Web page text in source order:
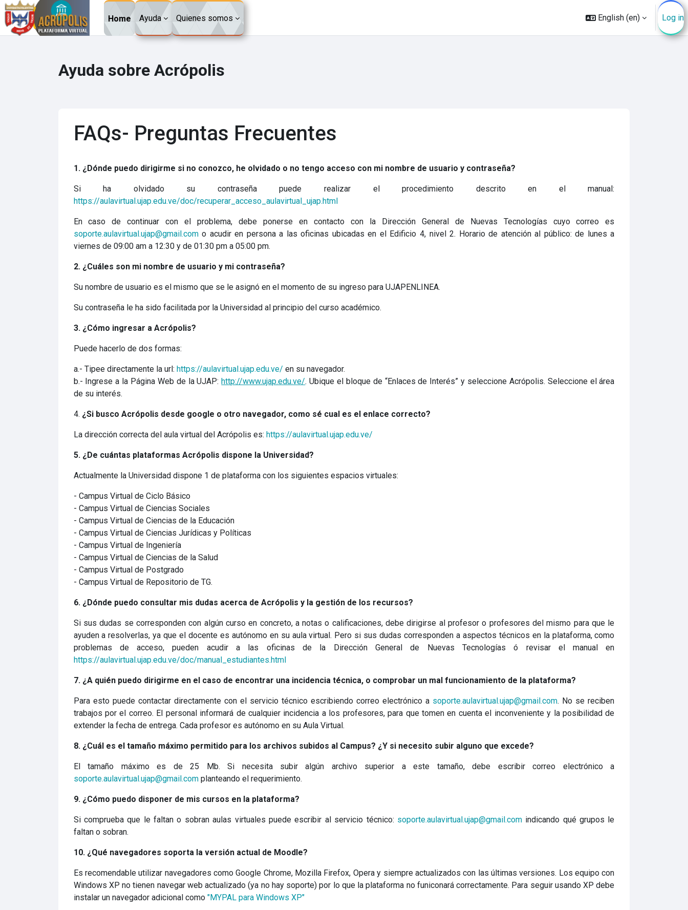
Skip to main content
Home
Ayuda Quienes somos English ‎(en)‎ Log in
Ayuda sobre Acrópolis
FAQs- Preguntas Frecuentes
1. ¿Dónde puedo dirigirme si no conozco, he olvidado o no tengo acceso con mi nombre de usuario y contraseña?
Si ha olvidado su contraseña puede realizar el procedimiento descrito en el manual:
https://aulavirtual.ujap.edu.ve/doc/recuperar_acceso_aulavirtual_ujap.html
En caso de continuar con el problema, debe ponerse en contacto con la Dirección General de Nuevas Tecnologías cuyo correo es
soporte.aulavirtual.ujap@gmail.como acudir en persona a las oficinas ubicadas en el Edificio 4, nivel 2. Horario de atención al público: de lunes a
viernes de 09:00 am a 12:30 y de 01:30 pm a 05:00 pm.
2. ¿Cuáles son mi nombre de usuario y mi contraseña?
Su nombre de usuario es el mismo que se le asignó en el momento de su ingreso para UJAPENLINEA.
Su contraseña le ha sido facilitada por la Universidad al principio del curso académico.
3. ¿Cómo ingresar a Acrópolis?
Puede hacerlo de dos formas:
a.- Tipee directamente la url: https://aulavirtual.ujap.edu.ve/ en su navegador.
b.- Ingrese a la Página Web de la UJAP:http://www.ujap.edu.ve/. Ubique el bloque de “Enlaces de Interés” y seleccione Acrópolis. Seleccione el área
de su interés.
4. ¿Si busco Acrópolis desde google o otro navegador, como sé cual es el enlace correcto?
La dirección correcta del aula virtual del Acrópolis es: https://aulavirtual.ujap.edu.ve/
5. ¿De cuántas plataformas Acrópolis dispone la Universidad?
Actualmente la Universidad dispone 1 de plataforma con los siguientes espacios virtuales:
- Campus Virtual de Ciclo Básico
- Campus Virtual de Ciencias Sociales
- Campus Virtual de Ciencias de la Educación
- Campus Virtual de Ciencias Jurídicas y Políticas
- Campus Virtual de Ingeniería
- Campus Virtual de Ciencias de la Salud
- Campus Virtual de Postgrado
- Campus Virtual de Repositorio de TG.
6. ¿Dónde puedo consultar mis dudas acerca de Acrópolis y la gestión de los recursos?
Si sus dudas se corresponden con algún curso en concreto, a notas o calificaciones, debe dirigirse al profesor o profesores del mismo para que le
ayuden a resolverlas, ya que el docente es autónomo en su aula virtual. Pero si sus dudas corresponden a aspectos técnicos en la plataforma, como
problemas de acceso, pueden acudir a las oficinas de la Dirección General de Nuevas Tecnologías ó revisar el manual en
https://aulavirtual.ujap.edu.ve/doc/manual_estudiantes.html
7. ¿A quién puedo dirigirme en el caso de encontrar una incidencia técnica, o comprobar un mal funcionamiento de la plataforma?
Para esto puede contactar directamente con el servicio técnico escribiendo correo electrónico a soporte.aulavirtual.ujap@gmail.com. No se reciben
trabajos por el correo. El personal informará de cualquier incidencia a los profesores, para que tomen en cuenta el inconveniente y la posibilidad de
extender la fecha de entrega. Cada profesor es autónomo en su Aula Virtual.
8. ¿Cuál es el tamaño máximo permitido para los archivos subidos al Campus? ¿Y si necesito subir alguno que excede?
El tamaño máximo es de 25 Mb. Si necesita subir algún archivo superior a este tamaño, debe escribir correo electrónico a
soporte.aulavirtual.ujap@gmail.complanteando el requerimiento.
9. ¿Cómo puedo disponer de mis cursos en la plataforma?
Si comprueba que le faltan o sobran aulas virtuales puede escribir al servicio técnico: soporte.aulavirtual.ujap@gmail.comindicando qué grupos le
faltan o sobran.
10. ¿Qué navegadores soporta la versión actual de Moodle?
Es recomendable utilizar navegadores como Google Chrome, Mozilla Firefox, Opera y siempre actualizados con las últimas versiones. Los equipo con
Windows XP no tienen navegar web actualizado (ya no hay soporte) por lo que la plataforma no funiconará correctamente. Para seguir usando XP debe
instalar un navegador adicional como "MYPAL para Windows XP"